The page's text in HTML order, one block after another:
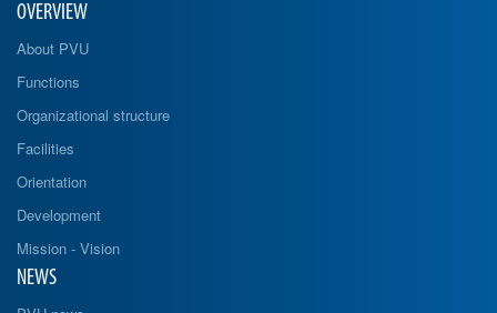
OVERVIEW
About PVU
Functions
Organizational structure
Facilities
Orientation
Development
Mission - Vision
NEWS